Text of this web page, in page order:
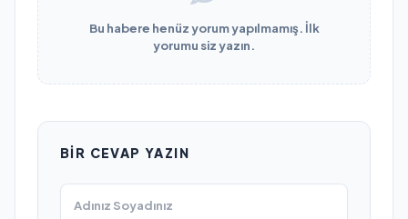
Bu habere henüz yorum yapılmamış. İlk
yorumu siz yazın.
BIR CEVAP YAZIN